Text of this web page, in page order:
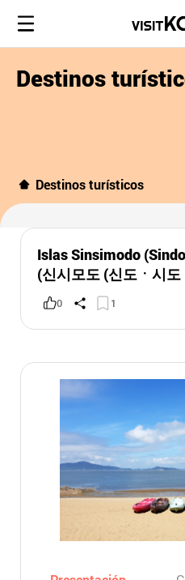
Destinos
Destinos turísticos
Islas Sinsimodo
(신시모도 (신도ㆍ시
0 1